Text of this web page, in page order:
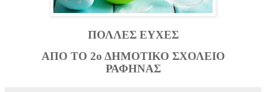
ΠΟΛΛΕΣ ΕΥΧΕΣ
ΑΠΟ ΤΟ 2ο ΔΗΜΟΤΙΚΟ ΣΧΟΛΕΙΟ
ΡΑΦΗΝΑΣ